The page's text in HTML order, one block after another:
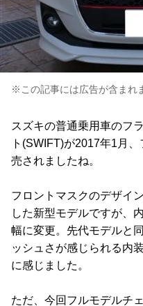
※この記事には広告が含まれ
スズキの普通乗用車のフ
ト(SWIFT)が2017年1月
売されましたね。
フロントマスクのデザイ
した新型モデルですが、
幅に変更。先代モデルと
ッシュさが感じられる内
に感じました。
ただ、今回フルモデルチ